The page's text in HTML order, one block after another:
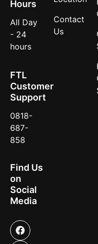
Hours
All Day
- 24
hours
FTL
Customer
Support
0818-
687-
858
Find Us
on
Social
Media
Contact
Us